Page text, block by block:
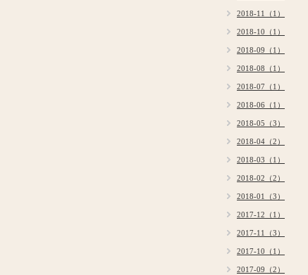
2018-11（1）
2018-10（1）
2018-09（1）
2018-08（1）
2018-07（1）
2018-06（1）
2018-05（3）
2018-04（2）
2018-03（1）
2018-02（2）
2018-01（3）
2017-12（1）
2017-11（3）
2017-10（1）
2017-09（2）